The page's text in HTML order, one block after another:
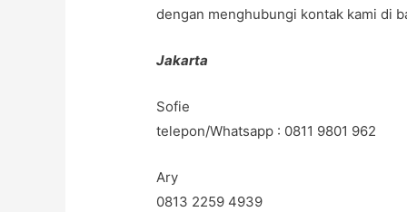
dengan menghubungi kontak kami di
Jakarta
Sofie
telepon/Whatsapp : 0811 9801 962
Ary
0813 2259 4939